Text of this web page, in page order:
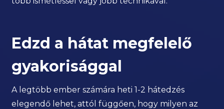
Edzd a hátat megfelelő
gyakorisággal
A legtöbb ember számára heti 1-2 hátedzés
elegendő lehet, attól függően, hogy milyen az